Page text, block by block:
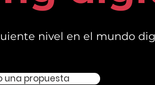
nivel en el mundo
una propuesta